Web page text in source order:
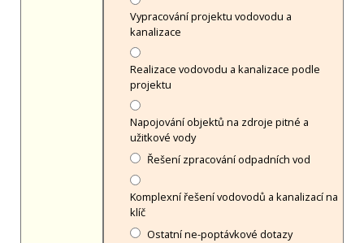
Vypracování projektu vodovodu a
kanalizace
Realizace vodovodu a kanalizace podle
projektu
Napojování objektů na zdroje pitné a
užitkové vody
Řešení zpracování odpadních vod
Komplexní řešení vodovodů a kanalizací na
klíč
Ostatní ne-poptávkové dotazy